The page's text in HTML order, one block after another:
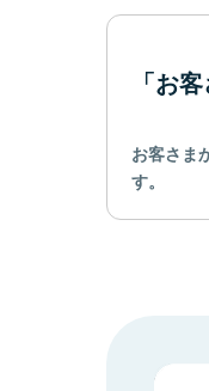
「お
お客さま
す。